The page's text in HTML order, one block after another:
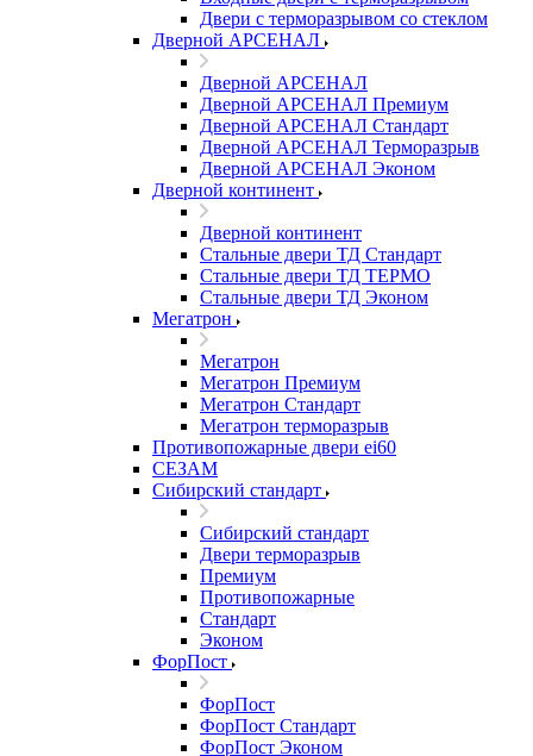
Двери с терморазрывом со стеклом
Дверной АРСЕНАЛ
Дверной АРСЕНАЛ
Дверной АРСЕНАЛ Премиум
Дверной АРСЕНАЛ Стандарт
Дверной АРСЕНАЛ Терморазрыв
Дверной АРСЕНАЛ Эконом
Дверной континент
Дверной континент
Стальные двери ТД Стандарт
Стальные двери ТД ТЕРМО
Стальные двери ТД Эконом
Мегатрон
Мегатрон
Мегатрон Премиум
Мегатрон Стандарт
Мегатрон терморазрыв
Противопожарные двери ei60
СЕЗАМ
Сибирский стандарт
Сибирский стандарт
Двери терморазрыв
Премиум
Противопожарные
Стандарт
Эконом
ФорПост
ФорПост
ФорПост Стандарт
ФорПост Эконом